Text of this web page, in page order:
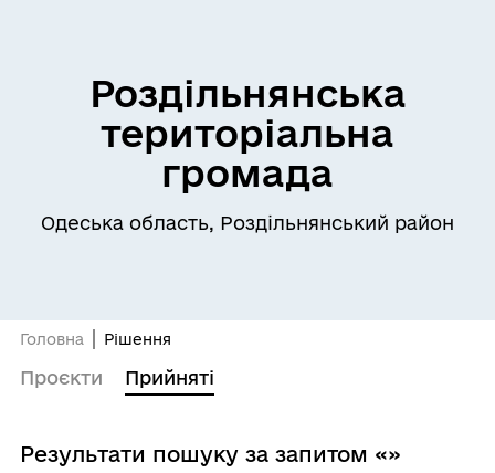
Роздільнянська
територіальна
громада
Одеська область, Роздільнянський район
Головна Рішення
Проєкти Прийняті
Результати пошуку за запитом «»